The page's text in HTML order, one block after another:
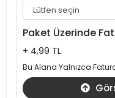
Paket Üzerinde
+ 4,99 TL
Bu Alana Yalnızca